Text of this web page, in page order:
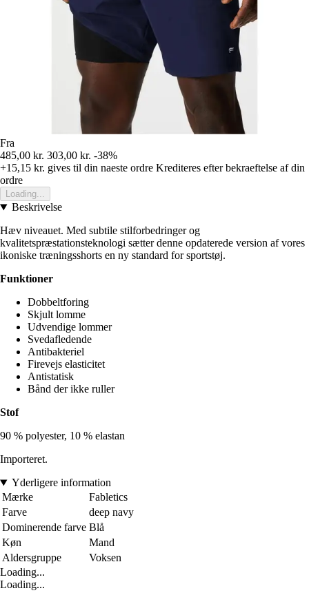
Fra
485,00 kr. 303,00 kr. -38%
+15,15 kr. gives til din naeste ordre Krediteres efter bekraeftelse af din
ordre
Loading...
Beskrivelse
Hæv niveauet. Med subtile stilforbedringer og
kvalitetspræstationsteknologi sætter denne opdaterede version af vores
ikoniske træningsshorts en ny standard for sportstøj.
Funktioner
Dobbeltforing
Skjult lomme
Udvendige lommer
Svedafledende
Antibakteriel
Firevejs elasticitet
Antistatisk
Bånd der ikke ruller
Stof
90 % polyester, 10 % elastan
Importeret.
Yderligere information
Mærke
Fabletics
Farve
deep navy
Dominerende farve Blå
Køn
Mand
Aldersgruppe
Voksen
Loading...
Loading...